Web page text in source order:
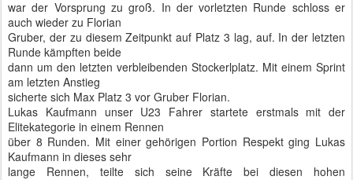
war der Vorsprung zu groß. In der vorletzten Runde schloss er
auch wieder zu Florian
Gruber, der zu diesem Zeitpunkt auf Platz 3 lag, auf. In der letzten
Runde kämpften beide
dann um den letzten verbleibenden Stockerlplatz. Mit einem Sprint
am letzten Anstieg
sicherte sich Max Platz 3 vor Gruber Florian.
Lukas Kaufmann unser U23 Fahrer startete erstmals mit der
Elitekategorie in einem Rennen
über 8 Runden. Mit einer gehörigen Portion Respekt ging Lukas
Kaufmann in dieses sehr
lange Rennen, teilte sich seine Kräfte bei diesen hohen